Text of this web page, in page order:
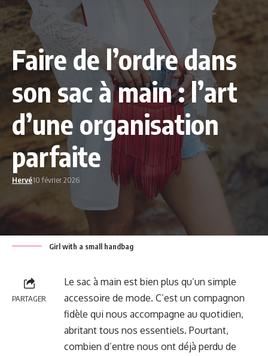
Faire de l’ordre dans
son sac à main : l’art
d’une organisation
parfaite
Hervé10 février 2026
Girl with a small handbag
PARTAGER
Le sac à main est bien plus qu’un simple
accessoire de mode. C’est un compagnon
fidèle qui nous accompagne au quotidien,
abritant tous nos essentiels. Pourtant,
combien d’entre nous ont déjà perdu de